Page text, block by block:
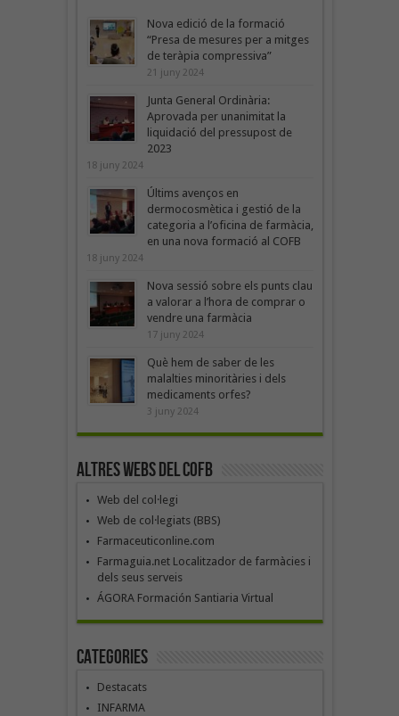
Nova edició de la formació
“Presa de mesures per a mitges
de teràpia compressiva”
21 juny 2024
Junta General Ordinària:
Aprovada per unanimitat la
liquidació del pressupost de
2023
18 juny 2024
Últims avenços en
dermocosmètica i gestió de la
categoria a l’oficina de farmàcia,
en una nova formació al COFB
18 juny 2024
Nova sessió sobre els punts clau
a valorar a l’hora de comprar o
vendre una farmàcia
17 juny 2024
Què hem de saber de les
malalties minoritàries i dels
medicaments orfes?
3 juny 2024
Altres webs del COFB
Web del col·legi
Web de col·legiats (BBS)
Farmaceuticonline.com
Farmaguia.net Localitzador de farmàcies i
dels seus serveis
ÁGORA Formación Santiaria Virtual
Categories
Destacats
INFARMA